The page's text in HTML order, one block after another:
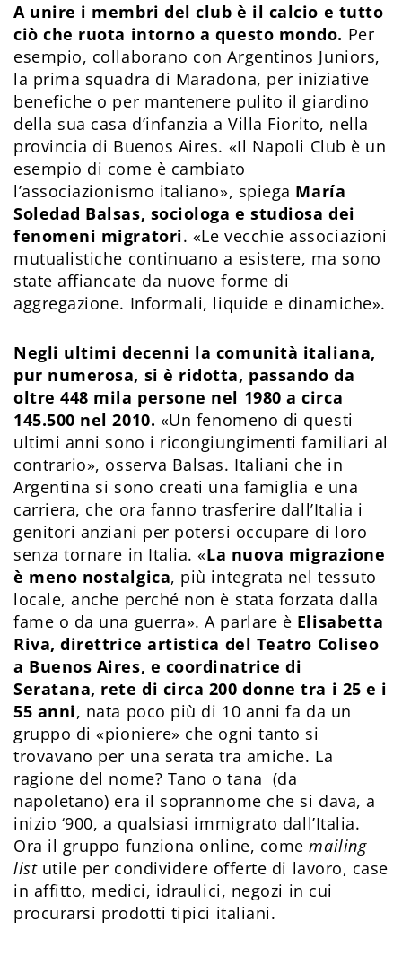
A unire i membri del club è il calcio e tutto
ciò che ruota intorno a questo mondo. Per
esempio, collaborano con Argentinos Juniors,
la prima squadra di Maradona, per iniziative
benefiche o per mantenere pulito il giardino
della sua casa d’infanzia a Villa Fiorito, nella
provincia di Buenos Aires. «Il Napoli Club è un
esempio di come è cambiato
l’associazionismo italiano», spiega María
Soledad Balsas, sociologa e studiosa dei
fenomeni migratori. «Le vecchie associazioni
mutualistiche continuano a esistere, ma sono
state affiancate da nuove forme di
aggregazione. Informali, liquide e dinamiche».
Negli ultimi decenni la comunità italiana,
pur numerosa, si è ridotta, passando da
oltre 448 mila persone nel 1980 a circa
145.500 nel 2010. «Un fenomeno di questi
ultimi anni sono i ricongiungimenti familiari al
contrario», osserva Balsas. Italiani che in
Argentina si sono creati una famiglia e una
carriera, che ora fanno trasferire dall’Italia i
genitori anziani per potersi occupare di loro
senza tornare in Italia. «La nuova migrazione
è meno nostalgica, più integrata nel tessuto
locale, anche perché non è stata forzata dalla
fame o da una guerra». A parlare è Elisabetta
Riva, direttrice artistica del Teatro Coliseo
a Buenos Aires, e coordinatrice di
Seratana, rete di circa 200 donne tra i 25 e i
55 anni, nata poco più di 10 anni fa da un
gruppo di «pioniere» che ogni tanto si
trovavano per una serata tra amiche. La
ragione del nome? Tano o tana (da
napoletano) era il soprannome che si dava, a
inizio ‘900, a qualsiasi immigrato dall’Italia.
Ora il gruppo funziona online, comemailing
listutile per condividere offerte di lavoro, case
in affitto, medici, idraulici, negozi in cui
procurarsi prodotti tipici italiani.